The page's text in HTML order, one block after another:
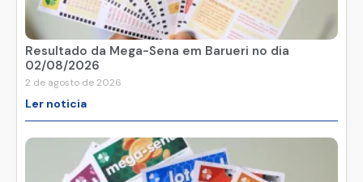
Resultado da Mega-Sena em Barueri no dia
02/08/2026
2 de agosto de 2026
Ler noticia